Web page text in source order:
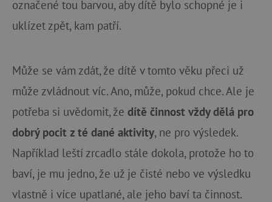
označené tou barvou, aby dítě bylo schopné je i
uklízet zpět, kam patří.
Může se vám zdát, že dítě v tomto věku přeci už
může zvládnout víc. Ano, může, pokud chce. Ale je
potřeba si uvědomit, že dítě činnost vždy dělá pro
dobrý pocit z té dané aktivity, ne pro výsledek.
Například leští zrcadlo stále dokola, protože ho to
baví, je mu jedno, že už je čisté nebo ve výsledku
vlastně i více upatlané, ale jeho baví ta činnost.